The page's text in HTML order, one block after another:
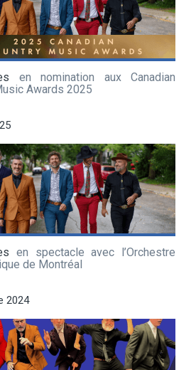
en nomination aux Canadian
Awards 2025
en spectacle avec l’Orchestre
de Montréal
2024